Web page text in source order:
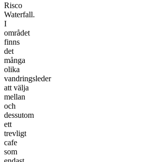
Risco
Waterfall.
I
området
finns
det
många
olika
vandringsleder
att välja
mellan
och
dessutom
ett
trevligt
cafe
som